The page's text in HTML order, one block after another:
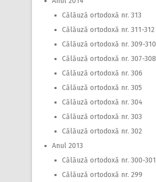
Călăuză ortodoxă nr. 313
Călăuză ortodoxă nr. 311-312
Călăuză ortodoxă nr. 309-310
Călăuză ortodoxă nr. 307-308
Călăuză ortodoxă nr. 306
Călăuză ortodoxă nr. 305
Călăuză ortodoxă nr. 304
Călăuză ortodoxă nr. 303
Călăuză ortodoxă nr. 302
Anul 2013
Călăuză ortodoxă nr. 300-301
Călăuză ortodoxă nr. 299